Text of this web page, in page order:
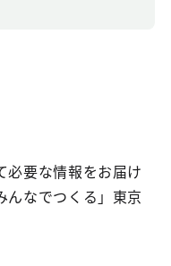
必要な情報をお届け
んなでつくる」東京